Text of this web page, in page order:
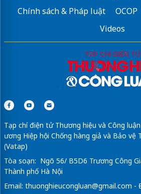
Chính sách & Pháp luật
OCOP
Videos
Tạp chí điện tử Thương hiệu và Công
ương Hiệp hội Chống hàng giả và Bảo vệ
(Vatap)
Tòa soạn: Ngõ 56/ B5D6 Trương Công
Thành phố Hà Nội
Email: thuonghieucongluan@gmail.com -